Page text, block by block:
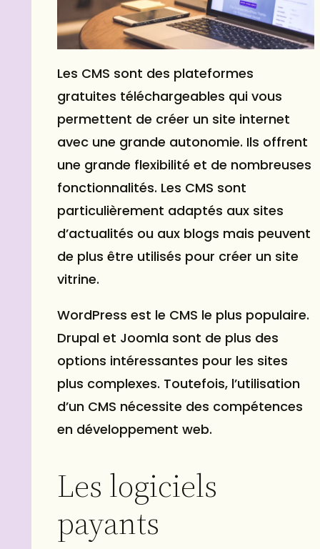
Les CMS sont des plateformes
gratuites téléchargeables qui vous
permettent de créer un site internet
avec une grande autonomie. Ils offrent
une grande flexibilité et de nombreuses
fonctionnalités. Les CMS sont
particulièrement adaptés aux sites
d’actualités ou aux blogs mais peuvent
de plus être utilisés pour créer un site
vitrine.
WordPress est le CMS le plus populaire.
Drupal et Joomla sont de plus des
options intéressantes pour les sites
plus complexes. Toutefois, l’utilisation
d’un CMS nécessite des compétences
en développement web.
Les logiciels
payants